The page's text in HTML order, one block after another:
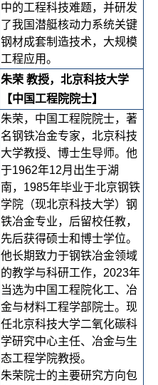
中的工程科技难题，并研发
了我国潜艇核动力系统关键
钢材成套制造技术，大规模
工程应用。
朱荣 教授，北京科技大学
【中国工程院院士】
朱荣，中国工程院院士，著
名钢铁冶金专家，北京科技
大学教授、博士生导师。他
于1962年12月出生于湖
南，1985年毕业于北京钢铁
学院（现北京科技大学）钢
铁冶金专业，后留校任教，
先后获得硕士和博士学位。
他长期致力于钢铁冶金领域
的教学与科研工作，2023年
当选为中国工程院化工、冶
金与材料工程学部院士。现
任北京科技大学二氧化碳科
学研究中心主任、冶金与生
态工程学院教授。
朱荣院士的主要研究方向包